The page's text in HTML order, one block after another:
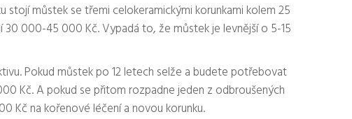
stojí můstek se třemi celokeramickými korunkami kolem 25
000-45 000 Kč. Vypadá to, že můstek je levnější o 5-15
Pokud můstek po 12 letech selže a budete potřebovat
Kč. A pokud se přitom rozpadne jeden z odbroušených
Kč na kořenové léčení a novou korunku.